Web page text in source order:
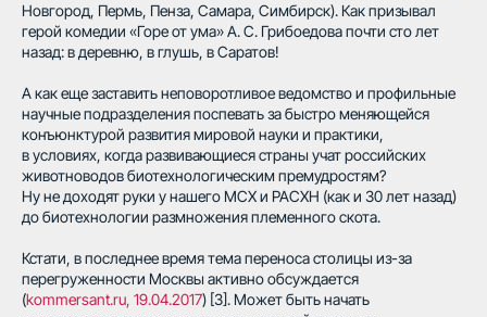
Новгород, Пермь, Пенза, Самара, Симбирск). Как призывал
герой комедии «Горе от ума» А. С. Грибоедова почти сто лет
назад: в деревню, в глушь, в Саратов!
А как еще заставить неповоротливое ведомство и профильные
научные подразделения поспевать за быстро меняющейся
конъюнктурой развития мировой науки и практики,
в условиях, когда развивающиеся страны учат российских
животноводов биотехнологическим премудростям?
Ну не доходят руки у нашего МСХ и РАСХН (как и 30 лет назад)
до биотехнологии размножения племенного скота.
Кстати, в последнее время тема переноса столицы из-за
перегруженности Москвы активно обсуждается
(kommersant.ru, 19.04.2017) [3]. Может быть начать